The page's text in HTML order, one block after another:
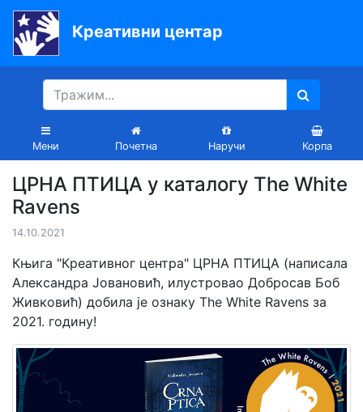
Креативни центар
Мени Почетна Наручи Корпа
Почетна
Књиге
Уџбеници
вртиће
Лектира
Акције
Блог
Latinica
Мој
ЦРНА ПТИЦА у каталогу The White
Ravens
14.10.2021
Књига "Креативног центра" ЦРНА ПТИЦА (написала
Александра Јовановић, илустровао Добросав Боб
Живковић) добила је ознаку The White Ravens за
2021. годину!